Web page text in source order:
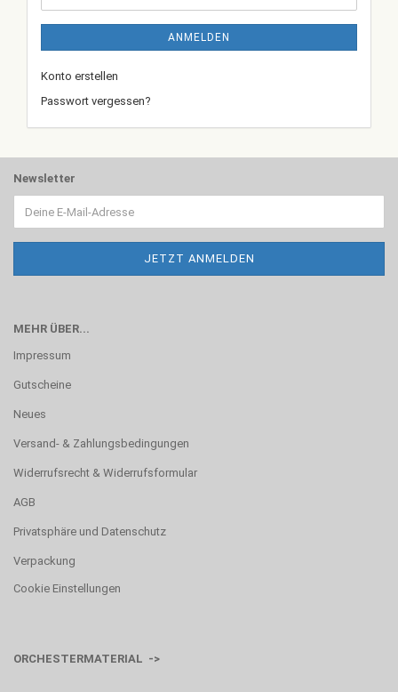
ANMELDEN
Konto erstellen
Passwort vergessen?
Newsletter
MEHR ÜBER...
Impressum
Gutscheine
Neues
Versand- & Zahlungsbedingungen
Widerrufsrecht & Widerrufsformular
AGB
Privatsphäre und Datenschutz
Verpackung
Cookie Einstellungen
ORCHESTERMATERIAL ->